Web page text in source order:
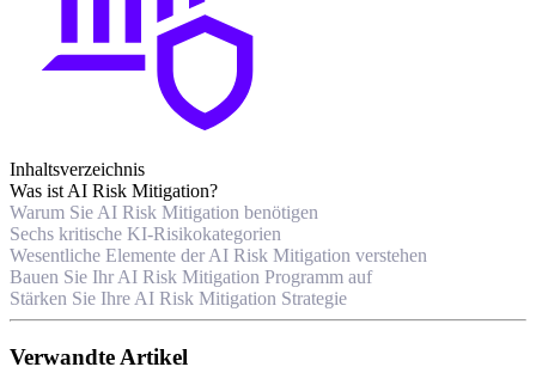
Inhaltsverzeichnis
Was ist AI Risk Mitigation?
Warum Sie AI Risk Mitigation benötigen
Sechs kritische KI-Risikokategorien
Wesentliche Elemente der AI Risk Mitigation verstehen
Bauen Sie Ihr AI Risk Mitigation Programm auf
Stärken Sie Ihre AI Risk Mitigation Strategie
Verwandte Artikel